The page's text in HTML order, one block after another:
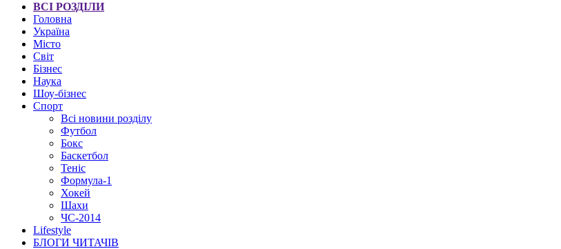
ВСІ РОЗДІЛИ
Головна
Україна
Місто
Світ
Бізнес
Наука
Шоу-бізнес
Спорт
Всі новини розділу
Футбол
Бокс
Баскетбол
Теніс
Формула-1
Хокей
Шахи
ЧС-2014
Lifestyle
БЛОГИ ЧИТАЧІВ